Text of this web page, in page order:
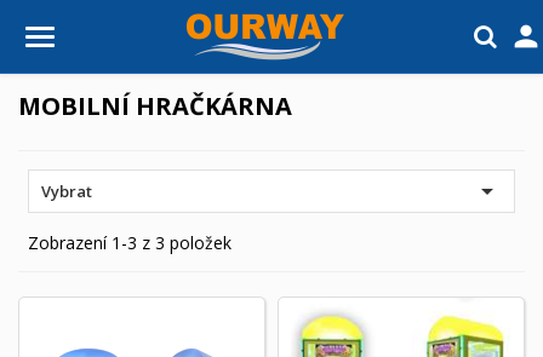

MOBILNÍ HRAČKÁRNA
Vybrat 
Zobrazení 1-3 z 3 položek